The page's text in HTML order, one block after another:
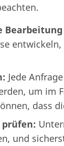
Jede
um im
dass
und